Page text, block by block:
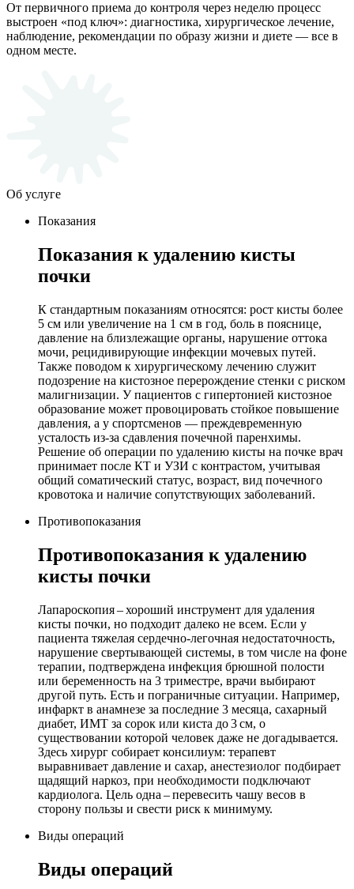
От первичного приема до контроля через неделю процесс
выстроен «под ключ»: диагностика, хирургическое лечение,
наблюдение, рекомендации по образу жизни и диете — все в
одном месте.
Об услуге
Показания
Показания к удалению кисты
почки
К стандартным показаниям относятся: рост кисты более
5 см или увеличение на 1 см в год, боль в пояснице,
давление на близлежащие органы, нарушение оттока
мочи, рецидивирующие инфекции мочевых путей.
Также поводом к хирургическому лечению служит
подозрение на кистозное перерождение стенки с риском
малигнизации. У пациентов с гипертонией кистозное
образование может провоцировать стойкое повышение
давления, а у спортсменов — преждевременную
усталость из-за сдавления почечной паренхимы.
Решение об операции по удалению кисты на почке врач
принимает после КТ и УЗИ с контрастом, учитывая
общий соматический статус, возраст, вид почечного
кровотока и наличие сопутствующих заболеваний.
Противопоказания
Противопоказания к удалению
кисты почки
Лапароскопия – хороший инструмент для удаления
кисты почки, но подходит далеко не всем. Если у
пациента тяжелая сердечно-легочная недостаточность,
нарушение свертывающей системы, в том числе на фоне
терапии, подтверждена инфекция брюшной полости
или беременность на 3 триместре, врачи выбирают
другой путь. Есть и пограничные ситуации. Например,
инфаркт в анамнезе за последние 3 месяца, сахарный
диабет, ИМТ за сорок или киста до 3 см, о
существовании которой человек даже не догадывается.
Здесь хирург собирает консилиум: терапевт
выравнивает давление и сахар, анестезиолог подбирает
щадящий наркоз, при необходимости подключают
кардиолога. Цель одна – перевесить чашу весов в
сторону пользы и свести риск к минимуму.
Виды операций
Виды операций